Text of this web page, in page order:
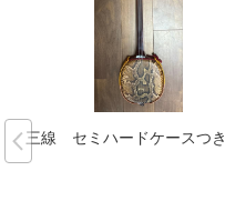
三線 セミハードケースつき